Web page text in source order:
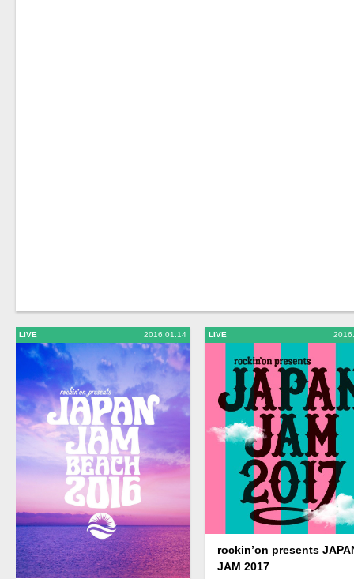
LIVE 2016.01.14 LIVE
rockin’on presents
JAM 2017